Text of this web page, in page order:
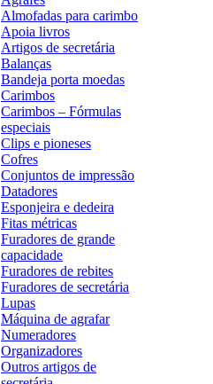
Almofadas para carimbo
Apoia livros
Artigos de secretária
Balanças
Bandeja porta moedas
Carimbos
Carimbos – Fórmulas
especiais
Clips e pioneses
Cofres
Conjuntos de impressão
Datadores
Esponjeira e dedeira
Fitas métricas
Furadores de grande
capacidade
Furadores de rebites
Furadores de secretária
Lupas
Máquina de agrafar
Numeradores
Organizadores
Outros artigos de